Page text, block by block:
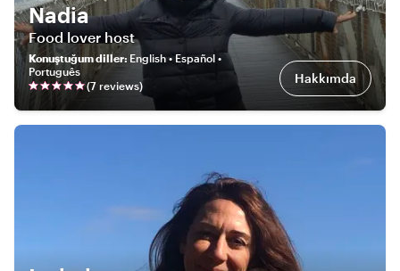
Nadia
Food lover host
Konuştuğum diller: English • Español •
Português
(7 reviews) Hakkımda